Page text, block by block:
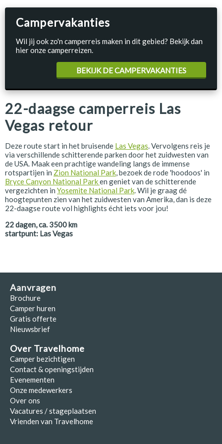
22-daagse camperreis Las
Vegas retour
Deze route start in het bruisende Las Vegas. Vervolgens reis je
via verschillende schitterende parken door het zuidwesten van
de USA. Maak een prachtige wandeling langs de immense
rotspartijen in Zion National Park, bezoek de rode 'hoodoos' in
Bryce Canyon National Parken geniet van de schitterende
vergezichten in Yosemite National Park. Wil je graag dé
hoogtepunten zien van het zuidwesten van Amerika, dan is deze
22-daagse route vol highlights écht iets voor jou!
22dagen, ca. 3500km
startpunt: Las Vegas
Campervakanties
Wil jij ook zo'n camperreis maken in dit gebied? Bekijk dan
hier onze camperreizen.
BEKIJK DE CAMPERVAKANTIES
Aanvragen
Brochure
Camper huren
Gratis offerte
Nieuwsbrief
Over Travelhome
Camper bezichtigen
Contact & openingstijden
Evenementen
Onze medewerkers
Over ons
Vacatures / stageplaatsen
Vrienden van Travelhome